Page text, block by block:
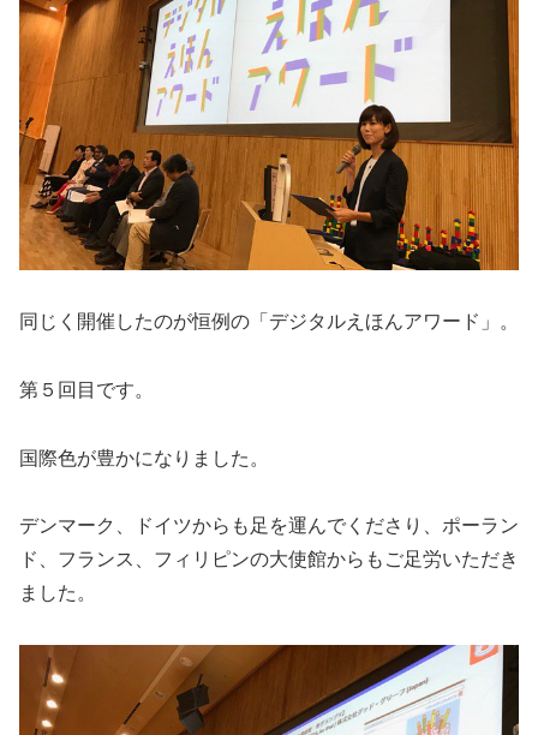
同じく開催したのが恒例の「デジタルえほんアワード」。
第５回目です。
国際色が豊かになりました。
デンマーク、ドイツからも足を運んでくださり、ポーラン
ド、フランス、フィリピンの大使館からもご足労いただき
ました。